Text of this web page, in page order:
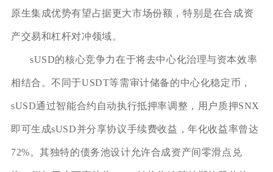
原生集成优势有望占据更大市场份额，特别是在合成资
产交易和杠杆对冲领域。
sUSD的核心竞争力在于将去中心化治理与资本效率
相结合。不同于USDT等需审计储备的中心化稳定币，
sUSD通过智能合约自动执行抵押率调整，用户质押SNX
即可生成sUSD并分享协议手续费收益，年化收益率曾达
72%。其独特的债务池设计允许合成资产间零滑点兑